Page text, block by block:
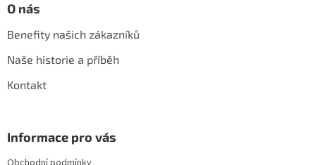
O nás
Benefity našich zákazníků
Naše historie a příběh
Kontakt
Informace pro vás